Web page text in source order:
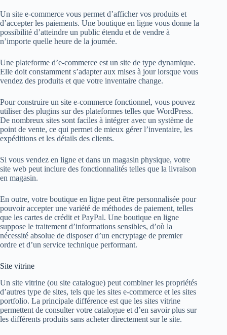
Un site e-commerce vous permet d’afficher vos produits et
d’accepter les paiements. Une boutique en ligne vous donne la
possibilité d’atteindre un public étendu et de vendre à
n’importe quelle heure de la journée.
Une plateforme d’e-commerce est un site de type dynamique.
Elle doit constamment s’adapter aux mises à jour lorsque vous
vendez des produits et que votre inventaire change.
Pour construire un site e-commerce fonctionnel, vous pouvez
utiliser des plugins sur des plateformes telles que WordPress.
De nombreux sites sont faciles à intégrer avec un système de
point de vente, ce qui permet de mieux gérer l’inventaire, les
expéditions et les détails des clients.
Si vous vendez en ligne et dans un magasin physique, votre
site web peut inclure des fonctionnalités telles que la livraison
en magasin.
En outre, votre boutique en ligne peut être personnalisée pour
pouvoir accepter une variété de méthodes de paiement, telles
que les cartes de crédit et PayPal. Une boutique en ligne
suppose le traitement d’informations sensibles, d’où la
nécessité absolue de disposer d’un encryptage de premier
ordre et d’un service technique performant.
Site vitrine
Un site vitrine (ou site catalogue) peut combiner les propriétés
d’autres type de sites, tels que les sites e-commerce et les sites
portfolio. La principale différence est que les sites vitrine
permettent de consulter votre catalogue et d’en savoir plus sur
les différents produits sans acheter directement sur le site.